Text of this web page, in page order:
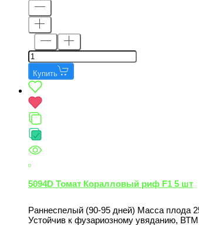
Купить
5094D Томат Коралловый риф F1 5 шт
Раннеспелый (90-95 дней) Масса плода
Устойчив к фузариозному увяданию,